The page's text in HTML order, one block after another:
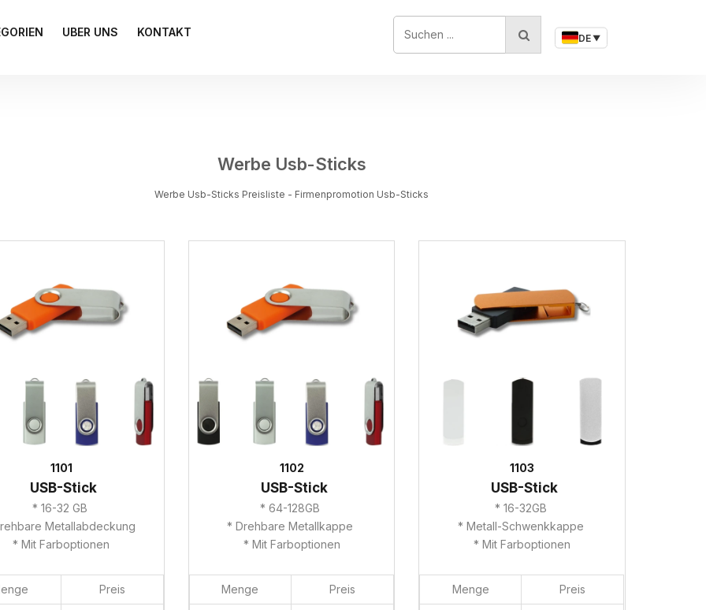
UBER UNS KONTAKT
SUCHEN ...
DE ▼
Werbe Usb-Sticks
Werbe Usb-Sticks Preisliste - Firmenpromotion Usb-Sticks
1101
USB-Stick
* 16-32 GB
Metallabdeckung
* Mit Farboptionen
Preis
1102
USB-Stick
* 64-128GB
* Drehbare Metallkappe
* Mit Farboptionen
Menge Preis
1103
USB-Stick
* 16-32GB
* Metall-Schwenkkappe
* Mit Farboptionen
Menge Preis